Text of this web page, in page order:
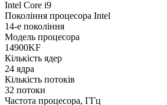
Intel Core i9
Покоління процесора Intel
14-е покоління
Модель процесора
14900KF
Кількість ядер
24 ядра
Кількість потоків
32 потоки
Частота процесора, ГГц